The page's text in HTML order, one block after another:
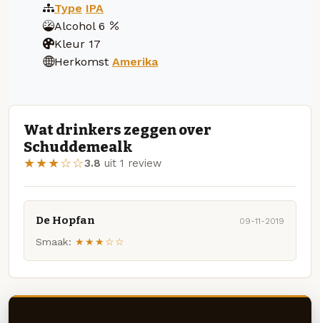
Type IPA
Alcohol 6
Kleur 17
Herkomst Amerika
Wat drinkers zeggen over
Schuddemealk
★★★☆☆3.8 uit 1 review
De Hopfan 09-11-2019
Smaak: ★★★☆☆